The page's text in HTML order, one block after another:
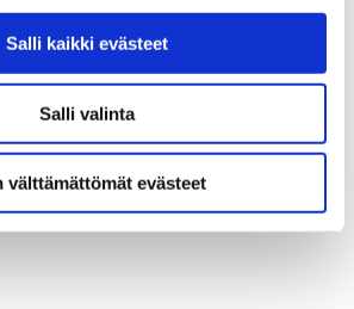
Salli kaikki evästeet
Salli valinta
välttämättömät evästeet
tekoälyosaamiseen,
ja alueen tarjoamiin
mahdollisuuksiin.
Tampereeseen